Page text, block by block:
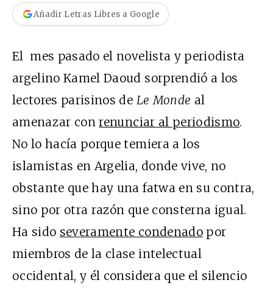
Añadir Letras Libres a Google
El mes pasado el novelista y periodista
argelino Kamel Daoud sorprendió a los
lectores parisinos de Le Monde al
amenazar conrenunciar al periodismo.
No lo hacía porque temiera a los
islamistas en Argelia, donde vive, no
obstante que hay una fatwa en su contra,
sino por otra razón que consterna igual.
Ha sido severamente condenadopor
miembros de la clase intelectual
occidental, y él considera que el silencio